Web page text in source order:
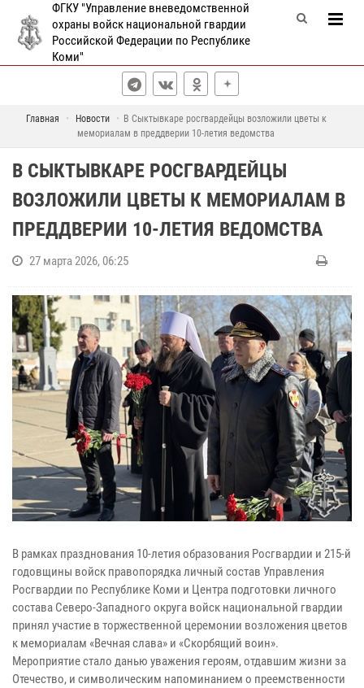
ФГКУ "Управление вневедомственной
охраны войск национальной гвардии
Российской Федерации по Республике
Коми"
Главная Новости
В Сыктывкаре росгвардейцы возложили цветы к
мемориалам в преддверии 10-летия ведомства
В СЫКТЫВКАРЕ РОСГВАРДЕЙЦЫ
ВОЗЛОЖИЛИ ЦВЕТЫ К МЕМОРИАЛАМ В
ПРЕДДВЕРИИ 10-ЛЕТИЯ ВЕДОМСТВА
27 марта 2026, 06:25
В рамках празднования 10-летия образования Росгвардии и 215-й
годовщины войск правопорядка личный состав Управления
Росгвардии по Республике Коми и Центра подготовки личного
состава Северо-Западного округа войск национальной гвардии
принял участие в торжественной церемонии возложения цветов
к мемориалам «Вечная слава» и «Скорбящий воин».
Мероприятие стало данью уважения героям, отдавшим жизни за
Отечество, и символическим напоминанием о преемственности